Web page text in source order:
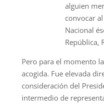
alguien
convocar
Nacional
República,
Pero para el momento
acogida. Fue elevada
consideración del
intermedio de